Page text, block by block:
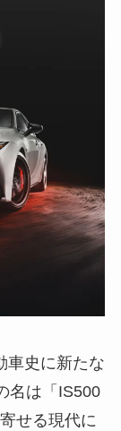
車史に新たな
名は「IS500
せる現代に